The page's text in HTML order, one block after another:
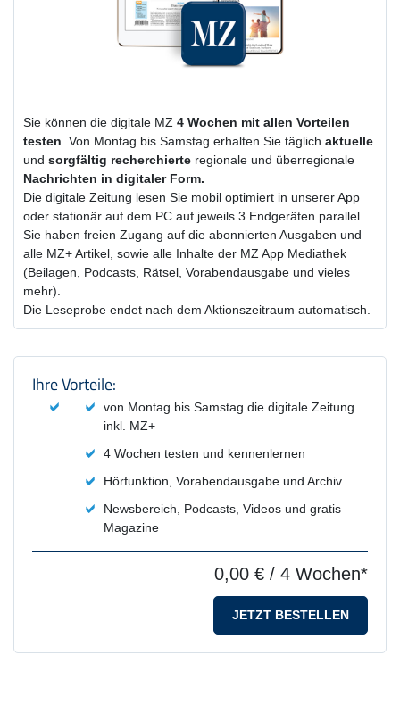
Sie können die digitale MZ 4 Wochen mit allen Vorteilen
testen. Von Montag bis Samstag erhalten Sie täglich aktuelle
und sorgfältig recherchierte regionale und überregionale
Nachrichten in digitaler Form.
Die digitale Zeitung lesen Sie mobil optimiert in unserer App
oder stationär auf dem PC auf jeweils 3 Endgeräten parallel.
Sie haben freien Zugang auf die abonnierten Ausgaben und
alle MZ+ Artikel, sowie alle Inhalte der MZ App Mediathek
(Beilagen, Podcasts, Rätsel, Vorabendausgabe und vieles
mehr).
Die Leseprobe endet nach dem Aktionszeitraum automatisch.
Produktzusammenfassung und
Ihre Vorteile:
von Montag bis Samstag die digitale Zeitung
inkl. MZ+
4 Wochen testen und kennenlernen
Hörfunktion, Vorabendausgabe und Archiv
Newsbereich, Podcasts, Videos und gratis
Magazine
0,00 € / 4 Wochen*
JETZT BESTELLEN